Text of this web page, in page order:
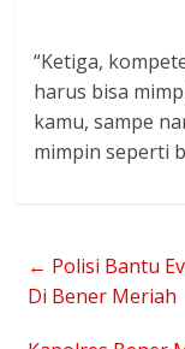
“Ketiga,
harus bisa
kamu, sampe
mimpin seperti
← Polisi Bantu
Di Bener Meriah